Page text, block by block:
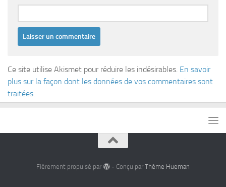
Ce site utilise Akismet pour réduire les indésirables. En savoir
plus sur la façon dont les données de vos commentaires sont
traitées
Fièrement propulsé par - Conçu par Thème Hueman